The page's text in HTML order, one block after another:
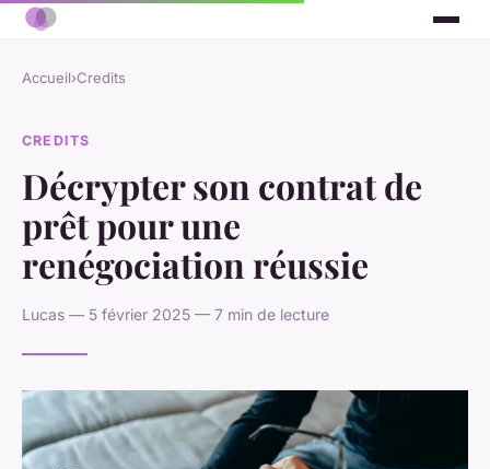
Accueil›Credits
CREDITS
Décrypter son contrat de
prêt pour une
renégociation réussie
Lucas — 5 février 2025 — 7 min de lecture